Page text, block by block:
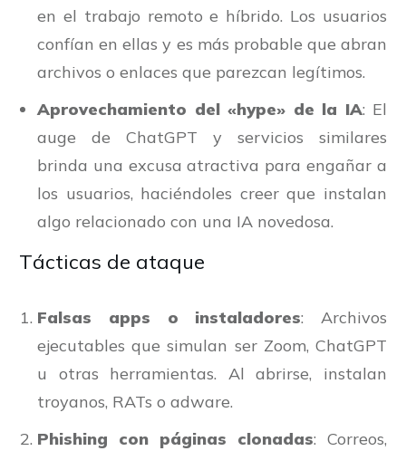
en el trabajo remoto e híbrido. Los usuarios
confían en ellas y es más probable que abran
archivos o enlaces que parezcan legítimos.
Aprovechamiento del «hype» de la IA: El
auge de ChatGPT y servicios similares
brinda una excusa atractiva para engañar a
los usuarios, haciéndoles creer que instalan
algo relacionado con una IA novedosa.
Tácticas de ataque
Falsas apps o instaladores: Archivos
ejecutables que simulan ser Zoom, ChatGPT
u otras herramientas. Al abrirse, instalan
troyanos, RATs o adware.
Phishing con páginas clonadas: Correos,